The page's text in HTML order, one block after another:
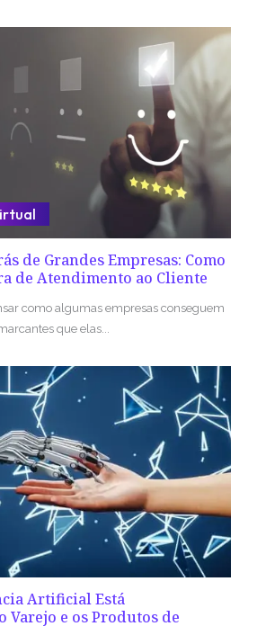
de Grandes Empresas: Como
de Atendimento ao Cliente
como algumas empresas conseguem
que elas...
Artificial Está
Varejo e os Produtos de